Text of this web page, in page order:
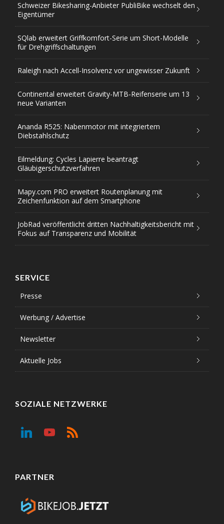
Schweizer Bikesharing-Anbieter PubliBike wechselt den
Eigentümer
SQlab erweitert Griffkomfort-Serie um Short-Modelle
für Drehgriffschaltungen
Raleigh nach Accell-Insolvenz vor ungewisser Zukunft
Continental erweitert Gravity-MTB-Reifenserie um 13
neue Varianten
Ananda R525: Nabenmotor mit integriertem
Diebstahlschutz
Eilmeldung: Cycles Lapierre beantragt
Gläubigerschutzverfahren
Mapy.com PRO erweitert Routenplanung mit
Zeichenfunktion auf dem Smartphone
JobRad veröffentlicht dritten Nachhaltigkeitsbericht mit
Fokus auf Transparenz und Mobilität
SERVICE
Presse
Werbung / Advertise
Newsletter
Aktuelle Jobs
SOZIALE NETZWERKE
PARTNER